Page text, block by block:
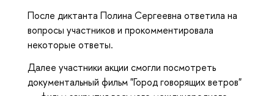
После диктанта Полина Сергеевна ответила на
вопросы участников и прокомментировала
некоторые ответы.
Далее участники акции смогли посмотреть
документальный фильм "Город говорящих ветров"